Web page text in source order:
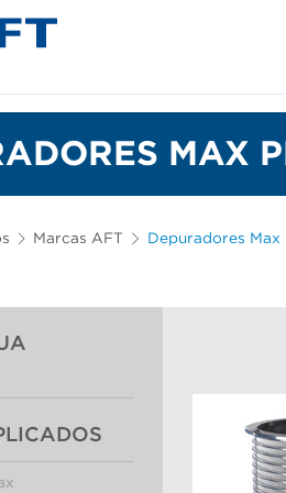
MAX
Marcas AFT Depuradores Max